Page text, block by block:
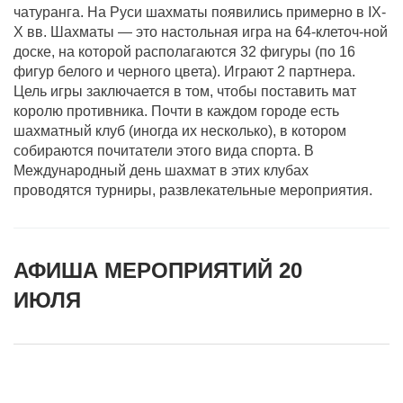
чатуранга. На Руси шахматы появились примерно в IX-
X вв. Шахматы — это настольная игра на 64-клеточ-ной
доске, на которой располагаются 32 фигуры (по 16
фигур белого и черного цвета). Играют 2 партнера.
Цель игры заключается в том, чтобы поставить мат
королю противника. Почти в каждом городе есть
шахматный клуб (иногда их несколько), в котором
собираются почитатели этого вида спорта. В
Международный день шахмат в этих клубах
проводятся турниры, развлекательные мероприятия.
АФИША МЕРОПРИЯТИЙ 20
ИЮЛЯ